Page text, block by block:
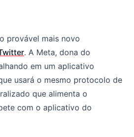
concorrente para o Twitter
provável mais novo
. A Meta, dona do
em um aplicativo
usará o mesmo protocolo de
que alimenta o
com o aplicativo do